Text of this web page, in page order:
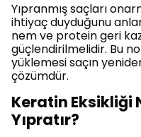
Yıpranmış saçları
ihtiyaç duyduğunu
nem ve protein geri
güçlendirilmelidir. Bu
yüklemesi saçın
çözümdür.
Keratin Eksikliği
Yıpratır?